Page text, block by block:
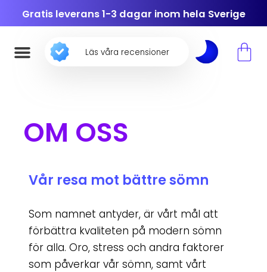
Gratis leverans 1-3 dagar inom hela Sverige
Läs våra recensioner
OM OSS
Vår resa mot bättre sömn
Som namnet antyder, är vårt mål att
förbättra kvaliteten på modern sömn
för alla. Oro, stress och andra faktorer
som påverkar vår sömn, samt vårt